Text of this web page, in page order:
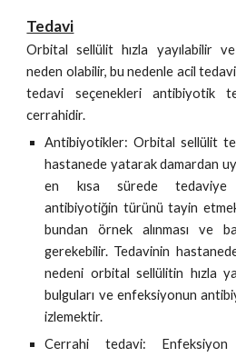
Tedavi
Orbital sellülit hızla yayılabilir
neden olabilir, bu nedenle acil
tedavi seçenekleri antibiyotik
cerrahidir.
Antibiyotikler: Orbital sellülit
hastanede yatarak damardan
en kısa sürede tedaviye
antibiyotiğin türünü tayin
bundan örnek alınması ve
gerekebilir. Tedavinin hastanede
nedeni orbital sellülitin hızla
bulguları ve enfeksiyonun
izlemektir.
Cerrahi tedavi: